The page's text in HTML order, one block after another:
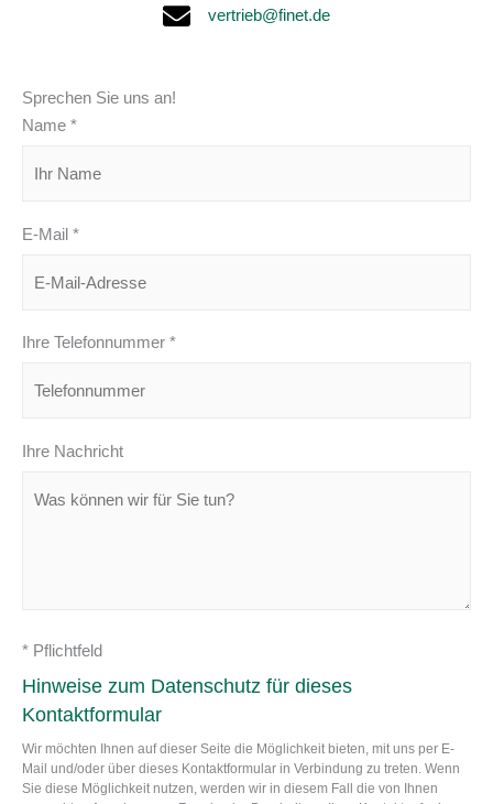
Sprechen Sie uns an!
Name *
E-Mail *
Ihre Telefonnummer *
Ihre Nachricht
* Pflichtfeld
Hinweise zum Datenschutz für dieses
Kontaktformular
Wir möchten Ihnen auf dieser Seite die Möglichkeit bieten, mit uns per E-
Mail und/oder über dieses Kontaktformular in Verbindung zu treten. Wenn
Sie diese Möglichkeit nutzen, werden wir in diesem Fall die von Ihnen
vertrieb@finet.de